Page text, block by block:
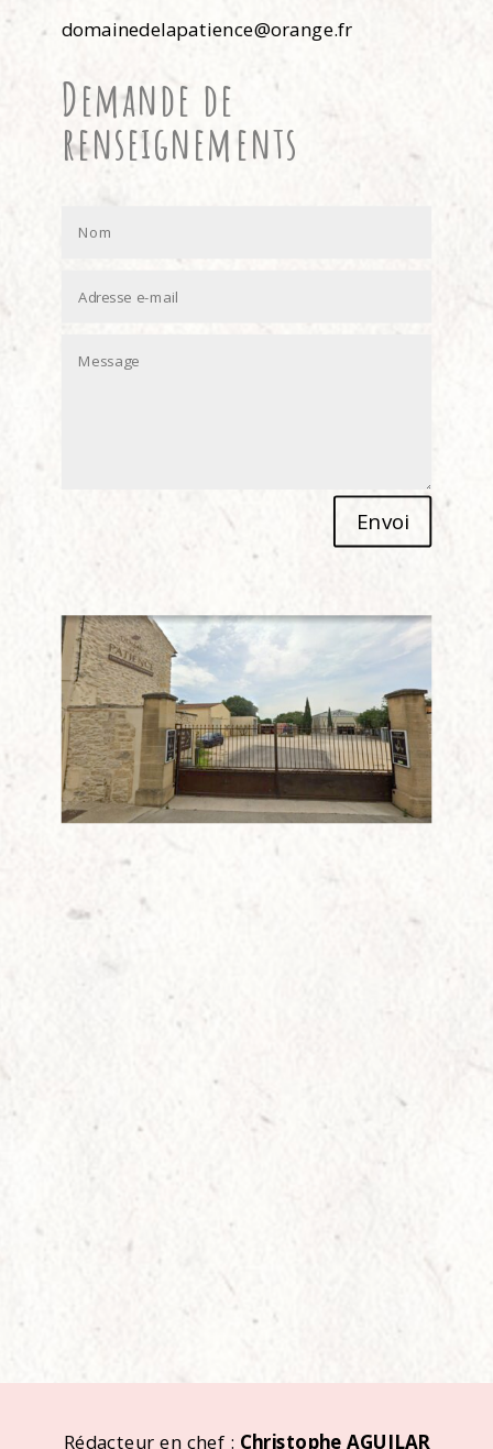
IGP Coteaux du Pont du Gard Les
domainedelapatience@orange.fr
Demande de
renseignements
Envoi
Alternative:
Rédacteur en chef : Christophe AGUILAR